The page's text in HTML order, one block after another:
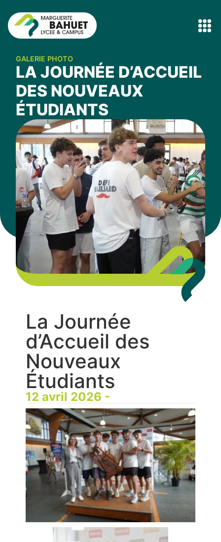
GALERIE PHOTO
LA JOURNÉE D’ACCUEIL
DES NOUVEAUX
ÉTUDIANTS
La Journée
d’Accueil des
Nouveaux
Étudiants
12 avril 2026 -